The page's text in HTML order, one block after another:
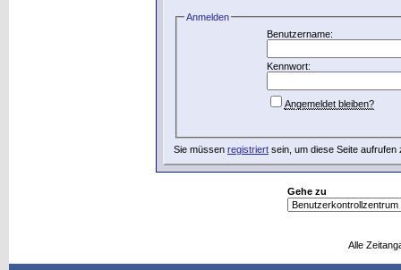
Anmelden
Benutzername:
Kennwort:
Angemeldet bleiben?
Sie müssen registriert sein, um diese Seite aufrufen
Gehe zu
Alle